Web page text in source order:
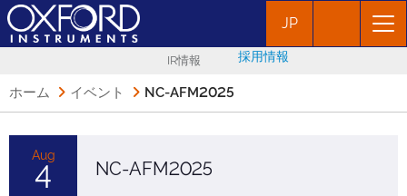
JP
IR情報 採用情報
ホーム イベント NC-AFM2025
Aug
4 NC-AFM2025